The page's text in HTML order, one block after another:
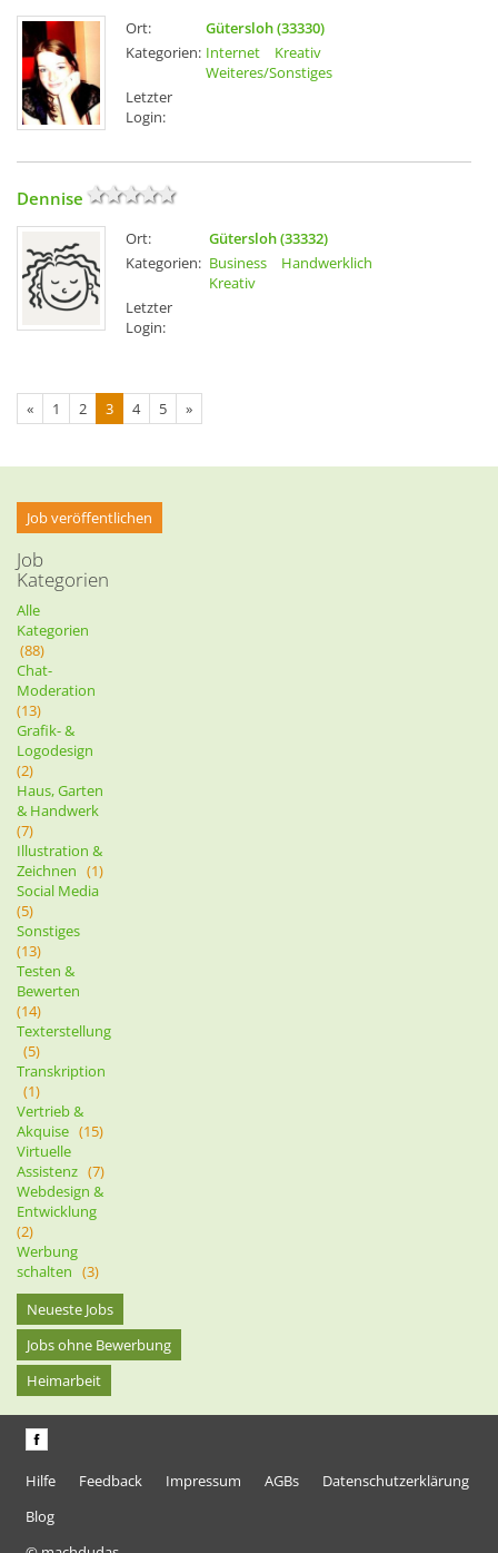
Ort:
Gütersloh (33330)
Kategorien: Internet
Kreativ
Weiteres/Sonstiges
Letzter
Login:
Dennise
Ort:
Gütersloh (33332)
Kategorien: Business
Handwerklich
Kreativ
Letzter
Login:
« 1 2 3 4 5 »
Job veröffentlichen
Job
Kategorien
Alle
Kategorien
(88)
Chat-
Moderation
(13)
Grafik- &
Logodesign
(2)
Haus, Garten
& Handwerk
(7)
Illustration &
Zeichnen (1)
Social Media
(5)
Sonstiges
(13)
Testen &
Bewerten
(14)
Texterstellung
(5)
Transkription
(1)
Vertrieb &
Akquise (15)
Virtuelle
Assistenz (7)
Webdesign &
Entwicklung
(2)
Werbung
schalten (3)
Neueste Jobs
Jobs ohne Bewerbung
Heimarbeit
Hilfe Feedback Impressum AGBs
Datenschutzerklärung
Blog